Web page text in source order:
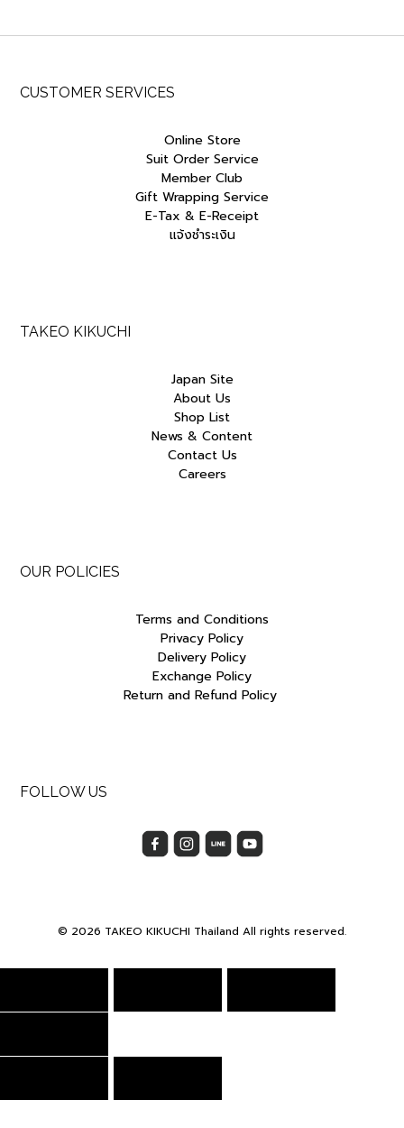
CUSTOMER SERVICES
Online Store
Suit Order Service
Member Club
Gift Wrapping Service
E-Tax & E-Receipt
แจ้งชำระเงิน
TAKEO KIKUCHI
Japan Site
About Us
Shop List
News & Content
Contact Us
Careers
OUR POLICIES
Terms and Conditions
Privacy Policy
Delivery Policy
Exchange Policy
Return and Refund Policy
FOLLOW US
© 2026 TAKEO KIKUCHI Thailand All rights reserved.